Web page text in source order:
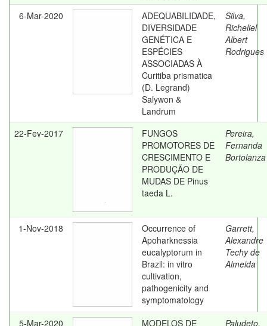
6-Mar-2020
ADEQUABILIDADE,
DIVERSIDADE
GENÉTICA E
ESPÉCIES
ASSOCIADAS À
Curitiba prismatica
(D. Legrand)
Salywon &
Landrum
Silva,
Richeliel
Albert
Rodrigues
22-Fev-2017
FUNGOS
PROMOTORES DE
CRESCIMENTO E
PRODUÇÃO DE
MUDAS DE Pinus
taeda L.
Pereira,
Fernanda
Bortolanza
1-Nov-2018
Occurrence of
Apoharknessia
eucalyptorum in
Brazil: in vitro
cultivation,
pathogenicity and
symptomatology
Garrett,
Alexandre
Techy de
Almeida
5-Mar-2020 MODELOS DE Paludeto,